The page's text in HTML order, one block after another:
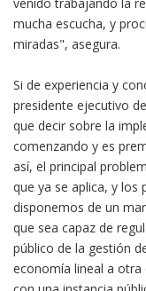
mucha escucha, y
miradas", asegura.
Si de experiencia y
presidente ejecutivo
que decir sobre la
comenzando y es
así, el principal
que ya se aplica, y los
disponemos de un
que sea capaz de
público de la gestión
economía lineal a otra